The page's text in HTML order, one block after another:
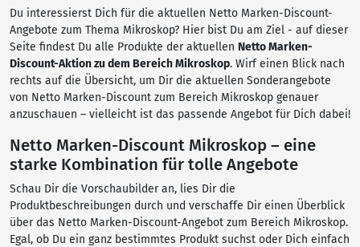
Du interessierst Dich für die aktuellen Netto Marken-Discount-
Angebote zum Thema Mikroskop? Hier bist Du am Ziel - auf dieser
Seite findest Du alle Produkte der aktuellen Netto Marken-
Discount-Aktion zu dem Bereich Mikroskop. Wirf einen Blick nach
rechts auf die Übersicht, um Dir die aktuellen Sonderangebote
von Netto Marken-Discount zum Bereich Mikroskop genauer
anzuschauen – vielleicht ist das passende Angebot für Dich dabei!
Netto Marken-Discount Mikroskop – eine
starke Kombination für tolle Angebote
Schau Dir die Vorschaubilder an, lies Dir die
Produktbeschreibungen durch und verschaffe Dir einen Überblick
über das Netto Marken-Discount-Angebot zum Bereich Mikroskop.
Egal, ob Du ein ganz bestimmtes Produkt suchst oder Dich einfach